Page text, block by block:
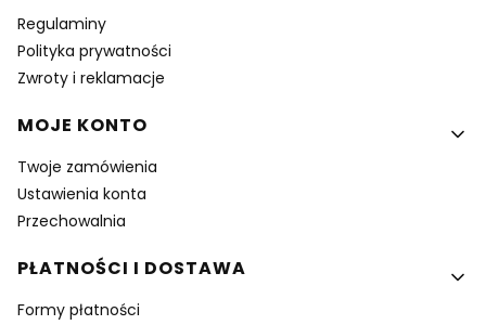
Regulaminy
Polityka prywatności
Zwroty i reklamacje
MOJE KONTO
Twoje zamówienia
Ustawienia konta
Przechowalnia
PŁATNOŚCI I DOSTAWA
Formy płatności